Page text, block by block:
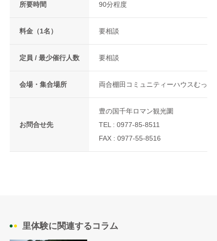
所要時間 90分程度
料金（1名） 要相談
定員 / 最少催行人数 要相談
会場・集合場所 両合棚田コミュニティーハウスむっか
お問合せ先
豊の国千年ロマン観光圜
TEL : 0977-85-8511
FAX : 0977-55-8516
里体験に関連するコラム